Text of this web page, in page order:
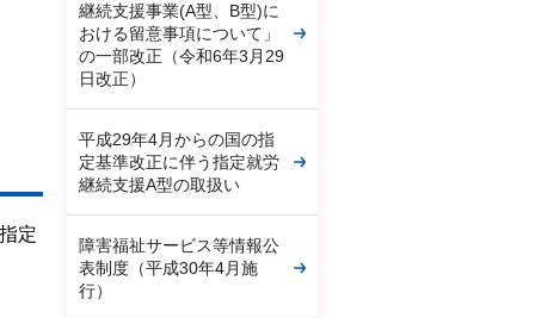
定
継続支援事業(A型、B型)に
おける留意事項について」
の一部改正（令和6年3月29
日改正）
平成29年4月からの国の指
定基準改正に伴う指定就労
継続支援A型の取扱い
障害福祉サービス等情報公
表制度（平成30年4月施
行）